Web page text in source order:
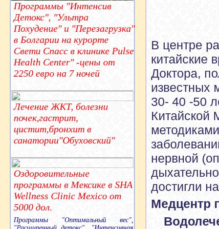
Программы "Интенсив
Детокс", "Ультра
Похудение" и "Перезагрузка"
в Болгарии на курорте
Свети Спасс в клинике Pulse
Health Center" -цены от
2250 евро на 7 ночей
Лечение ЖКТ, болезни
почек,гастрит,
цистит,бронхит в
санатории"Обуховский"
Оздоровительные
программы в Мексике в SHA
Wellness Clinic Mexico от
5000 дол.
Программы "Оптимальный вес",
В центре
китайские
Доктора,
известных
30- 40 -50
Китайской
нервной
достигли
Медцентр